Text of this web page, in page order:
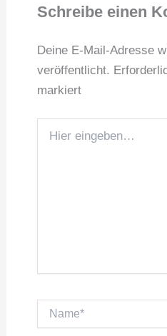
Schreibe einen
Deine E-Mail-Adresse
veröffentlicht.
markiert
eingeben…